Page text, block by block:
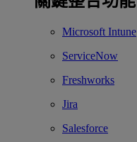
Microsoft Intune
ServiceNow
Freshworks
Jira
Salesforce